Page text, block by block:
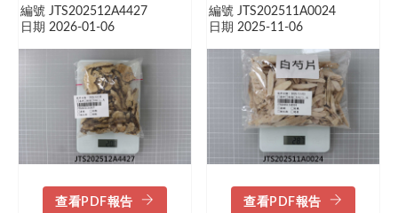
編號 JTS202512A4427
日期 2026-01-06
查看PDF報告
編號 JTS202511A0024
日期 2025-11-06
查看PDF報告